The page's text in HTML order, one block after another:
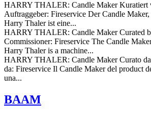
HARRY THALER: Candle Maker
Auftraggeber: Fireservice Der Candle
Harry Thaler ist eine...
HARRY THALER: Candle Maker Curated
Commissioner: Fireservice The Candle
Harry Thaler is a machine...
HARRY THALER: Candle Maker Curato
da: Fireservice Il Candle Maker del product
una...
BAAM